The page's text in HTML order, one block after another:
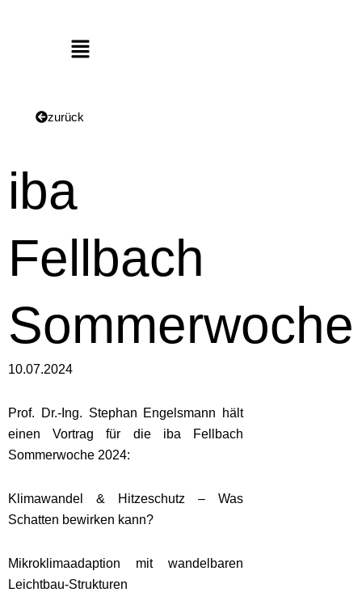
Menü
zurück
iba
Fellbach
Sommerwoche
10.07.2024
Prof. Dr.-Ing. Stephan Engelsmann hält
einen Vortrag für die iba Fellbach
Sommerwoche 2024:
Klimawandel & Hitzeschutz – Was
Schatten bewirken kann?
Mikroklimaadaption mit wandelbaren
Leichtbau-Strukturen